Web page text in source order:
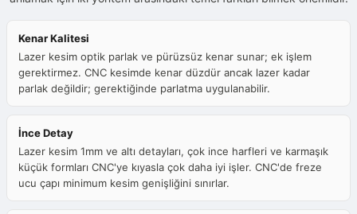
Kenar Kalitesi
Lazer kesim optik parlak ve pürüzsüz kenar sunar; ek işlem
gerektirmez. CNC kesimde kenar düzdür ancak lazer kadar
parlak değildir; gerektiğinde parlatma uygulanabilir.
İnce Detay
Lazer kesim 1mm ve altı detayları, çok ince harfleri ve karmaşık
küçük formları CNC'ye kıyasla çok daha iyi işler. CNC'de freze
ucu çapı minimum kesim genişliğini sınırlar.